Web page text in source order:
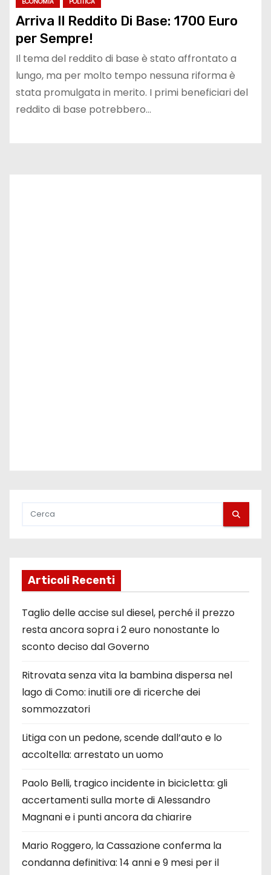
Arriva Il Reddito Di Base: 1700 Euro
per Sempre!
Il tema del reddito di base è stato affrontato a
lungo, ma per molto tempo nessuna riforma è
stata promulgata in merito. I primi beneficiari del
reddito di base potrebbero…
Articoli Recenti
Taglio delle accise sul diesel, perché il prezzo
resta ancora sopra i 2 euro nonostante lo
sconto deciso dal Governo
Ritrovata senza vita la bambina dispersa nel
lago di Como: inutili ore di ricerche dei
sommozzatori
Litiga con un pedone, scende dall’auto e lo
accoltella: arrestato un uomo
Paolo Belli, tragico incidente in bicicletta: gli
accertamenti sulla morte di Alessandro
Magnani e i punti ancora da chiarire
Mario Roggero, la Cassazione conferma la
condanna definitiva: 14 anni e 9 mesi per il